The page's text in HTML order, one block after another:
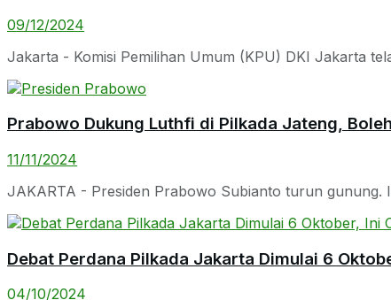
09/12/2024
Jakarta - Komisi Pemilihan Umum (KPU) DKI Jakarta
Prabowo Dukung Luthfi di Pilkada Jateng,
11/11/2024
JAKARTA - Presiden Prabowo Subianto turun gunung.
Debat Perdana Pilkada Jakarta Dimulai 6
04/10/2024